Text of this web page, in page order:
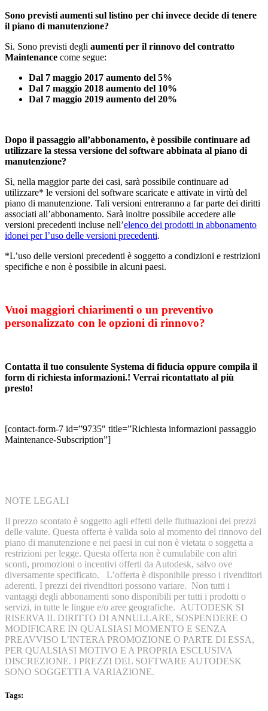
Sono previsti aumenti sul listino per chi invece decide di tenere
il piano di manutenzione?
Si. Sono previsti degli aumenti per il rinnovo del contratto
Maintenance come segue:
Dal 7 maggio 2017 aumento del 5%
Dal 7 maggio 2018 aumento del 10%
Dal 7 maggio 2019 aumento del 20%
Dopo il passaggio all’abbonamento, è possibile continuare ad
utilizzare la stessa versione del software abbinata al piano di
manutenzione?
Sì, nella maggior parte dei casi, sarà possibile continuare ad
utilizzare* le versioni del software scaricate e attivate in virtù del
piano di manutenzione. Tali versioni entreranno a far parte dei diritti
associati all’abbonamento. Sarà inoltre possibile accedere alle
versioni precedenti incluse nell’elenco dei prodotti in abbonamento
idonei per l’uso delle versioni precedenti.
*L’uso delle versioni precedenti è soggetto a condizioni e restrizioni
specifiche e non è possibile in alcuni paesi.
Vuoi maggiori chiarimenti o un preventivo
personalizzato con le opzioni di rinnovo?
Contatta il tuo consulente Systema di fiducia oppure compila il
form di richiesta informazioni.! Verrai ricontattato al più
presto!
[contact-form-7 id=”9735″ title=”Richiesta informazioni passaggio
Maintenance-Subscription”]
NOTE LEGALI
Il prezzo scontato è soggetto agli effetti delle fluttuazioni dei prezzi
delle valute. Questa offerta è valida solo al momento del rinnovo del
piano di manutenzione e nei paesi in cui non è vietata o soggetta a
restrizioni per legge. Questa offerta non è cumulabile con altri
sconti, promozioni o incentivi offerti da Autodesk, salvo ove
diversamente specificato. L’offerta è disponibile presso i rivenditori
aderenti. I prezzi dei rivenditori possono variare. Non tutti i
vantaggi degli abbonamenti sono disponibili per tutti i prodotti o
servizi, in tutte le lingue e/o aree geografiche. AUTODESK SI
RISERVA IL DIRITTO DI ANNULLARE, SOSPENDERE O
MODIFICARE IN QUALSIASI MOMENTO E SENZA
PREAVVISO L’INTERA PROMOZIONE O PARTE DI ESSA,
PER QUALSIASI MOTIVO E A PROPRIA ESCLUSIVA
DISCREZIONE. I PREZZI DEL SOFTWARE AUTODESK
SONO SOGGETTI A VARIAZIONE.
Tags: